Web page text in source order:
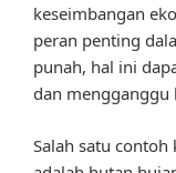
keseimbangan
peran penting
punah, hal ini
dan mengganggu
Salah satu